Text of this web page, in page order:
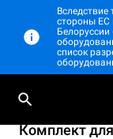
стороны ЕС
Белоруссии
список
Комплект